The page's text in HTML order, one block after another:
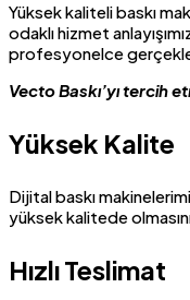
Yüksek kaliteli baskı
odaklı hizmet
profesyonelce
Vecto Baskı’yı tercih
Yüksek Kalite
Dijital baskı
yüksek kalitede
Hızlı Teslimat